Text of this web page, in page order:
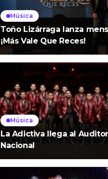
Música
Toño Lizárraga lanza
¡Más Vale Que Reces!
Música
La Adictiva llega al
Nacional